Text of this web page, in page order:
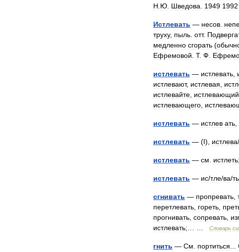
Н Ю Шведова 1949 1992
Истлевать — несов
труху, пыль отт.
медленно сгорать (
Ефремовой Т. Ф
истлевать — истлевать
истлевают, истлевая
истлевайте истлевающий
истлевающего
истлевать — истлев ать
истлевать — (I), истлева/
истлевать — см истлеть;
истлевать — ис/тле/ва/ть
сгнивать — пропревать
перетлевать гореть
прогнивать сопревать
истлевать;… … Словарь
гнить — См портиться